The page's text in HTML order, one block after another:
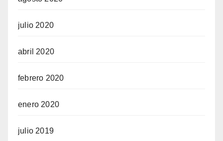
julio 2020
abril 2020
febrero 2020
enero 2020
julio 2019